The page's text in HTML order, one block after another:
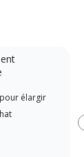
élargir